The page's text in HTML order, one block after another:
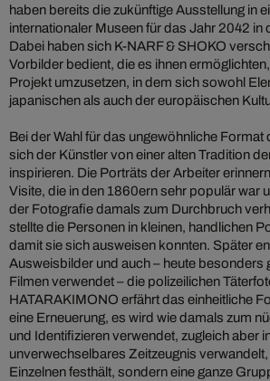
haben bereits die zukünftige Ausstellung in
internationaler Museen für das Jahr 2042 in
Dabei haben sich K-NARF & SHOKO
Vorbilder bedient, die es ihnen
Projekt umzusetzen, in dem sich sowohl
japanischen als auch der europäischen
Bei der Wahl für das ungewöhnliche Format
sich der Künstler von einer alten Tradition
inspirieren. Die Porträts der Arbeiter
Visite, die in den 1860ern sehr populär war
der Fotografie damals zum Durchbruch
stellte die Personen in kleinen, handlichen
damit sie sich ausweisen konnten. Später
Ausweisbilder und auch – heute besonders
Filmen verwendet – die polizeilichen
HATARAKIMONO erfährt das einheitliche
eine Erneuerung, es wird wie damals zum
und Identifizieren verwendet, zugleich aber
unverwechselbares Zeitzeugnis
Einzelnen festhält, sondern eine ganze